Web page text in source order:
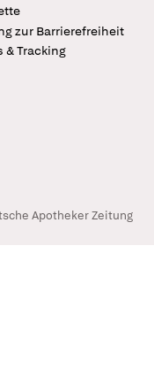
zur Barrierefreiheit
& Tracking
Apotheker Zeitung